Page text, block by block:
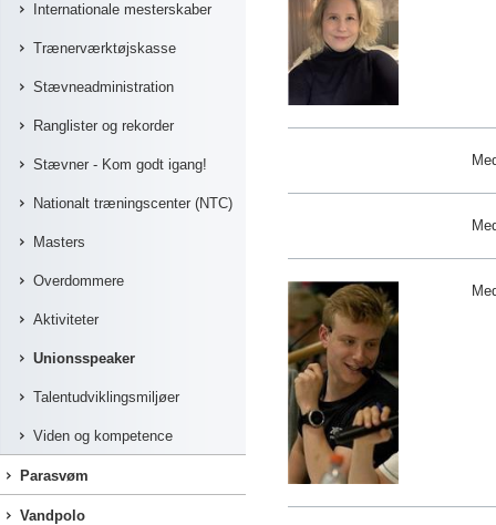
Internationale mesterskaber
Trænerværktøjskasse
Stævneadministration
Ranglister og rekorder
Stævner - Kom godt igang!
Nationalt træningscenter (NTC)
Masters
Overdommere
Aktiviteter
Unionsspeaker
Talentudviklingsmiljøer
Viden og kompetence
Parasvøm
Vandpolo